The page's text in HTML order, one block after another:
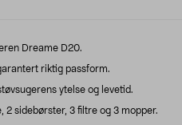
Dreame D20.
riktig passform.
ytelse og levetid.
2 sidebørster, 3 filtre og 3 mopper.